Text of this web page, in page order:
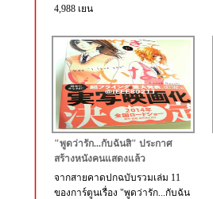
4,988 เยน
"พูดว่ารัก...กับฉันสิ" ประกาศ
สร้างหนังคนแสดงแล้ว
จากสายคาดปกฉบับรวมเล่ม 11
ของการ์ตูนเรื่อง "พูดว่ารัก...กับฉัน